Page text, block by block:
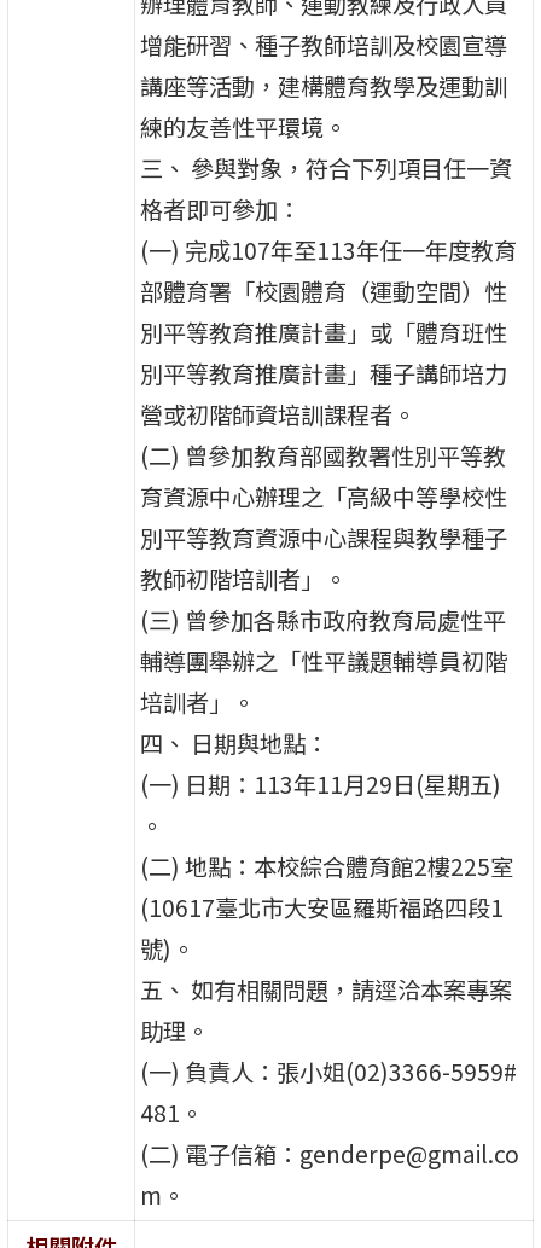
增能研習、種子教師培訓及校園宣導
講座等活動，建構體育教學及運動訓
練的友善性平環境。
三、 參與對象，符合下列項目任一資
格者即可參加：
(一) 完成107年至113年任一年度教育
部體育署「校園體育（運動空間）性
別平等教育推廣計畫」或「體育班性
別平等教育推廣計畫」種子講師培力
營或初階師資培訓課程者。
(二) 曾參加教育部國教署性別平等教
育資源中心辦理之「高級中等學校性
別平等教育資源中心課程與教學種子
教師初階培訓者」。
(三) 曾參加各縣市政府教育局處性平
輔導團舉辦之「性平議題輔導員初階
培訓者」。
四、 日期與地點：
(一) 日期：113年11月29日(星期五)
。
(二) 地點：本校綜合體育館2樓225室
(10617臺北市大安區羅斯福路四段1
號)。
五、 如有相關問題，請逕洽本案專案
助理。
(一) 負責人：張小姐(02)3366-5959#
481。
(二) 電子信箱：genderpe@gmail.co
m。